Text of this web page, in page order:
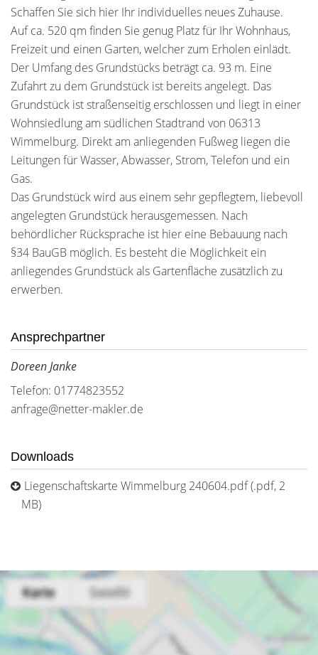
Schaffen Sie sich hier Ihr individuelles neues Zuhause.
Auf ca. 520 qm finden Sie genug Platz für Ihr Wohnhaus,
Freizeit und einen Garten, welcher zum Erholen einlädt.
Der Umfang des Grundstücks beträgt ca. 93 m. Eine
Zufahrt zu dem Grundstück ist bereits angelegt. Das
Grundstück ist straßenseitig erschlossen und liegt in einer
Wohnsiedlung am südlichen Stadtrand von 06313
Wimmelburg. Direkt am anliegenden Fußweg liegen die
Leitungen für Wasser, Abwasser, Strom, Telefon und ein
Gas.
Das Grundstück wird aus einem sehr gepflegtem, liebevoll
angelegten Grundstück herausgemessen. Nach
behördlicher Rücksprache ist hier eine Bebauung nach
§34 BauGB möglich. Es besteht die Möglichkeit ein
anliegendes Grundstück als Gartenfläche zusätzlich zu
erwerben.
Ansprechpartner
Doreen Janke
Telefon: 01774823552
anfrage@netter-makler.de
Downloads
Liegenschaftskarte Wimmelburg 240604.pdf (.pdf, 2
MB)